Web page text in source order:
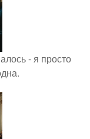
- я просто